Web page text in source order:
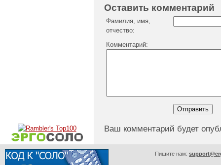
Оставить комментарий
Фамилия, имя,
отчество:
Комментарий:
Ваш комментарий будет
Пишите нам: